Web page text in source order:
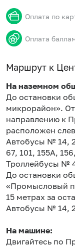
Оплата по
Оплата
Маршрут к
На наземном
До остановки
микрорайон».
направлению к
расположен
Автобусы № 14,
67, 101, 155А,
Троллейбусы №
До остановки
«Промысловый
15 метрах за
Автобусы № 14,
На машине:
Двигайтесь по